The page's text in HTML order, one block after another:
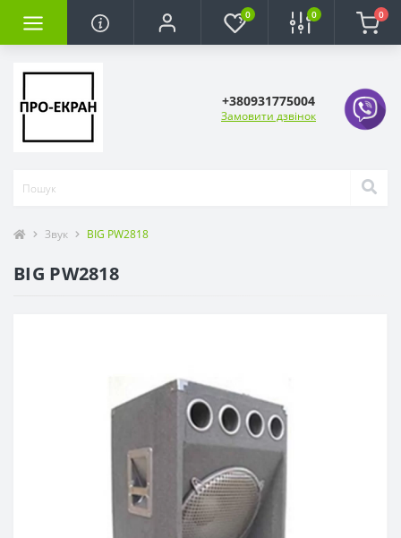
0 0 0
+380931775004
Замовити дзвінок
Звук BIG PW2818
BIG PW2818